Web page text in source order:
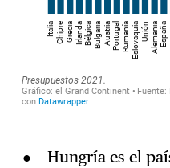
Hungría es el